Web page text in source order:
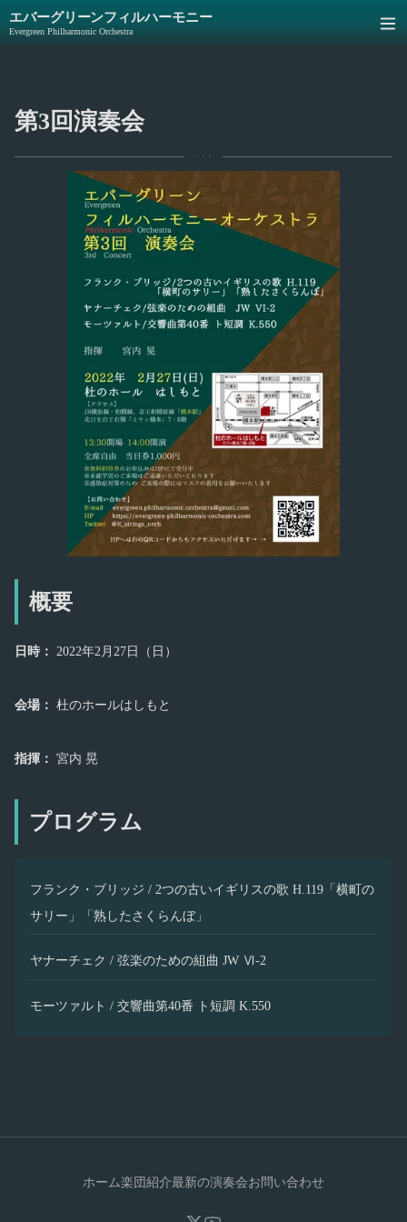
エバーグリーンフィルハーモニー
Evergreen Philharmonic Orchestra
第3回演奏会
概要
日時： 2022年2月27日（日）
会場： 杜のホールはしもと
指揮： 宮内 晃
プログラム
フランク・ブリッジ / 2つの古いイギリスの歌 H.119「横町の
サリー」「熟したさくらんぼ」
ヤナーチェク / 弦楽のための組曲 JW Ⅵ-2
モーツァルト / 交響曲第40番 ト短調 K.550
ホーム楽団紹介最新の演奏会お問い合わせ